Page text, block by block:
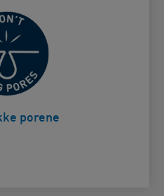
porene
i ögonen